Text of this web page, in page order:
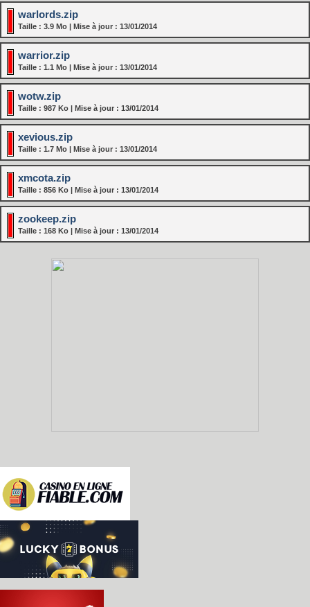
warlords.zip
Taille : 3.9 Mo | Mise à jour : 13/01/2014
warrior.zip
Taille : 1.1 Mo | Mise à jour : 13/01/2014
wotw.zip
Taille : 987 Ko | Mise à jour : 13/01/2014
xevious.zip
Taille : 1.7 Mo | Mise à jour : 13/01/2014
xmcota.zip
Taille : 856 Ko | Mise à jour : 13/01/2014
zookeep.zip
Taille : 168 Ko | Mise à jour : 13/01/2014